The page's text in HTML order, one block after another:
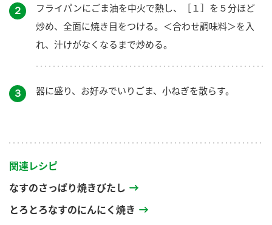
２
フライパンにごま油を中火で熱し、［１］を５分ほど
炒め、全面に焼き目をつける。＜合わせ調味料＞を入
れ、汁けがなくなるまで炒める。
３ 器に盛り、お好みでいりごま、小ねぎを散らす。
関連レシピ
なすのさっぱり焼きびたし
とろとろなすのにんにく焼き